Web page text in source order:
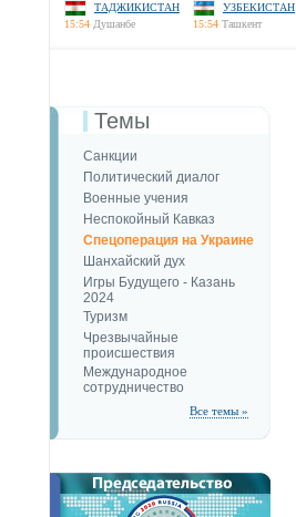
ТАДЖИКИСТАН
15:54 Душанбе
УЗБЕКИСТАН
15:54 Ташкент
Темы
Санкции
Политический диалог
Военные учения
Неспокойный Кавказ
Спецоперация на Украине
Шанхайский дух
Игры Будущего - Казань
2024
Туризм
Чрезвычайные
происшествия
Международное
сотрудничество
Все темы »